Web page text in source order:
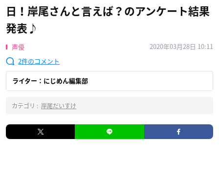
日！岸尾さんと言えば？のアンケート結果
発表♪
声優
2020年03月28日 10:11
2
ライター：にじめん編集部
カテゴリ : 岸尾だいすけ